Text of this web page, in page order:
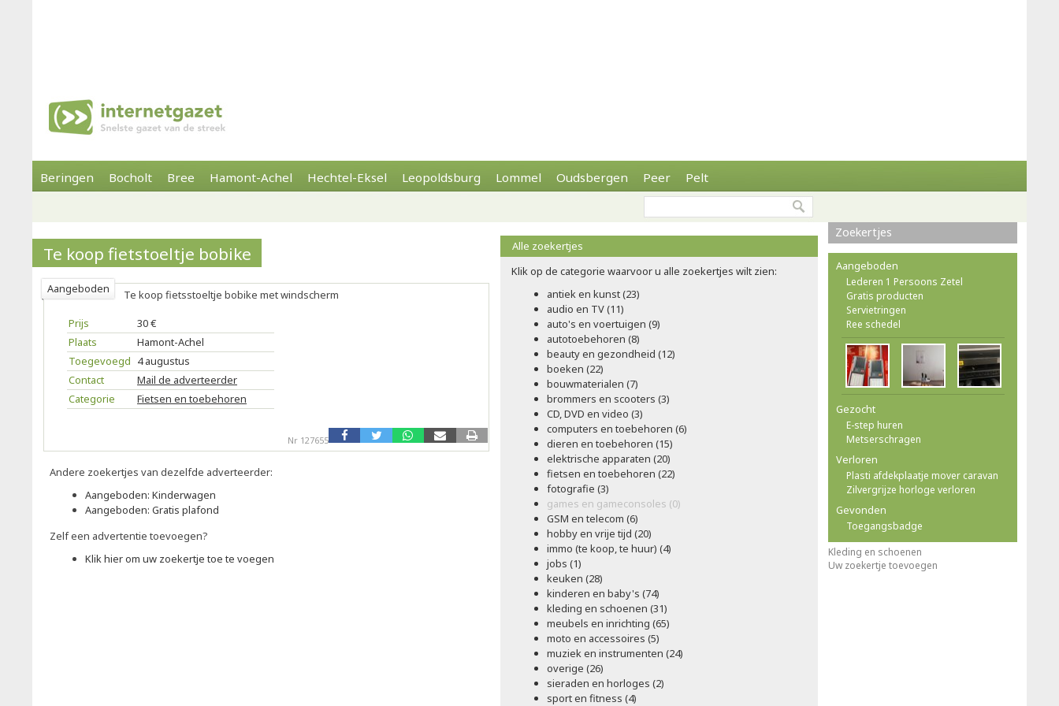
Beringen Bocholt Bree Hamont-Achel Hechtel-Eksel Leopoldsburg Lommel Oudsbergen Peer Pelt
Te koop fietstoeltje bobike
Aangeboden
Te koop fietsstoeltje bobike met windscherm
Prijs
30 €
Plaats
Hamont-Achel
Toegevoegd 4 augustus
Contact
Mail de adverteerder
Categorie
Fietsen en toebehoren
Nr 127655
Andere zoekertjes van dezelfde adverteerder:
Aangeboden: Kinderwagen
Aangeboden: Gratis plafond
Zelf een advertentie toevoegen?
Klik hier om uw zoekertje toe te voegen
Alle zoekertjes
Klik op de categorie waarvoor u alle zoekertjes wilt zien:
antiek en kunst (23)
audio en TV (11)
auto's en voertuigen (9)
autotoebehoren (8)
beauty en gezondheid (12)
boeken (22)
bouwmaterialen (7)
brommers en scooters (3)
CD, DVD en video (3)
computers en toebehoren (6)
dieren en toebehoren (15)
elektrische apparaten (20)
fietsen en toebehoren (22)
fotografie (3)
games en gameconsoles (0)
GSM en telecom (6)
hobby en vrije tijd (20)
immo (te koop, te huur) (4)
jobs (1)
keuken (28)
kinderen en baby's (74)
kleding en schoenen (31)
meubels en inrichting (65)
moto en accessoires (5)
muziek en instrumenten (24)
overige (26)
sieraden en horloges (2)
sport en fitness (4)
Zoekertjes
Aangeboden
Lederen 1 Persoons Zetel
Gratis producten
Servietringen
Ree schedel
Gezocht
E-step huren
Metserschragen
Verloren
Plasti afdekplaatje mover caravan
Zilvergrijze horloge verloren
Gevonden
Toegangsbadge
Kleding en schoenen
Uw zoekertje toevoegen